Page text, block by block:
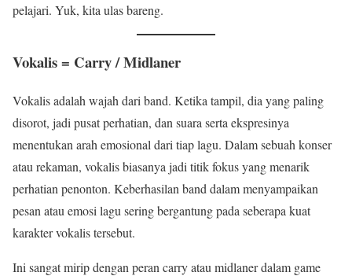
pelajari. Yuk, kita ulas bareng.
Vokalis = Carry / Midlaner
Vokalis adalah wajah dari band. Ketika tampil, dia yang paling
disorot, jadi pusat perhatian, dan suara serta ekspresinya
menentukan arah emosional dari tiap lagu. Dalam sebuah konser
atau rekaman, vokalis biasanya jadi titik fokus yang menarik
perhatian penonton. Keberhasilan band dalam menyampaikan
pesan atau emosi lagu sering bergantung pada seberapa kuat
karakter vokalis tersebut.
Ini sangat mirip dengan peran carry atau midlaner dalam game